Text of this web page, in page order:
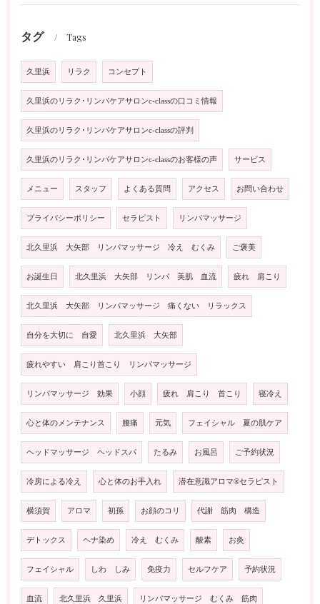
タグ Tags
久里浜 リラク コンセプト
久里浜のリラク･リンパケアサロンc-classの口コミ情報
久里浜のリラク･リンパケアサロンc-classの評判
久里浜のリラク･リンパケアサロンc-classのお客様の声 サービス
メニュー スタッフ よくある質問 アクセス お問い合わせ
プライバシーポリシー セラピスト リンパマッサージ
北久里浜 大矢部 リンパマッサージ 冷え むくみ ご褒美
お誕生日 北久里浜 大矢部 リンパ 美肌 血流 疲れ 肩こり
北久里浜 大矢部 リンパマッサージ 痛くない リラックス
自分を大切に 自愛 北久里浜 大矢部
疲れやすい 肩こり首こり リンパマッサージ
リンパマッサージ 効果 小顔 疲れ 肩こり 首こり 寝冷え
心と体のメンテナンス 腰痛 元気 フェイシャル 夏の肌ケア
ヘッドマッサージ ヘッドスパ たるみ お風呂 ご予約状況
冷房による冷え 心と体のお手入れ 潜在意識アロマ®️セラピスト
横須賀 アロマ 初孫 お顔のコリ 代謝 筋肉 構造
デトックス ヘナ染め 冷え むくみ 酸素 お灸
フェイシャル しわ しみ 免疫力 セルフケア 予約状況
血流 北久里浜 久里浜 リンパマッサージ むくみ 筋肉